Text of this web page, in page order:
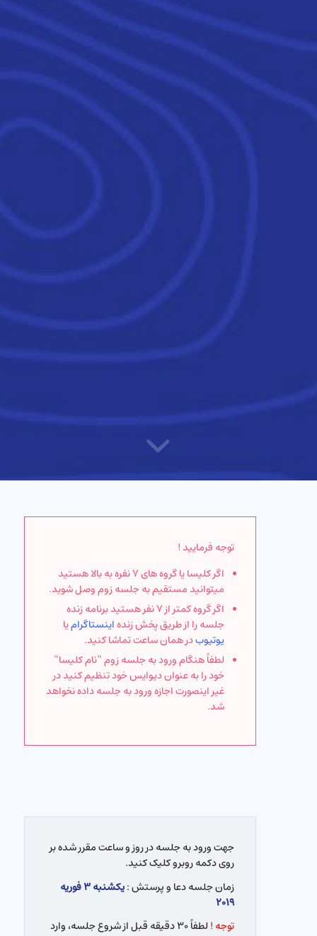
توجه فرمایید !
اگر کلیسا یا گروه های ۷ نفره به بالا هستید
میتوانید مستقیم به جلسه زوم وصل شوید.
اگر گروه کمتر از ۷ نفر هستید برنامه زنده
جلسه را از طریق پخش زندهاینستاگرامیا
یوتیوبدر همان ساعت تماشا کنید.
لطفاً هنگام ورود به جلسه زوم “نام کلیسا”
خود را به عنوان دیوایس خود تنظیم کنید در
غیر اینصورت اجازه ورود به جلسه داده نخواهد
شد.
جهت ورود به جلسه در روز و ساعت مقرر شده بر
روی دکمه روبرو کلیک کنید.
زمان جلسه دعا و پرستش :
یکشنبه ۳ فوریه
۲۰۱۹
توجه !
لطفاً ۳۰ دقیقه قبل از شروع جلسه، وارد